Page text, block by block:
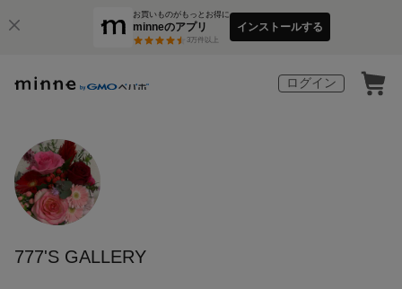
お買いものがもっとお得に
minneのアプリ
3万件以上
インストールする
ログイン
777'S GALLERY